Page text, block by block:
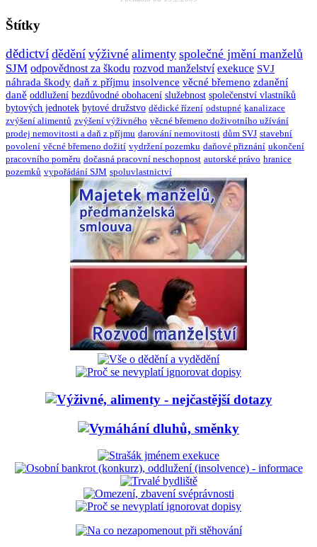
Štítky
dědictví dědění výživné alimenty společné jmění manželů
SJM odpovědnost za škodu rozvod manželství exekuce SVJ
náhrada škody daň z příjmu insolvence věcné břemeno zdanění
daně oddlužení bezdůvodné obohacení služebnost společenství vlastníků
bytových jednotek bytové družstvo dědické řízení odstupné kanalizace
zvýšení alimentů zvýšení výživného věcné břemeno doživotního užívání
prodej nemovitosti a daň z příjmu darování nemovitosti dům SVJ stavební
povolení věcné břemeno dožití vydržení pozemku daňové přiznání ukončení
pracovního poměru dočasná pracovní neschopnost autorské právo hranice
pozemků vypořádání SJM spoluvlastnictví